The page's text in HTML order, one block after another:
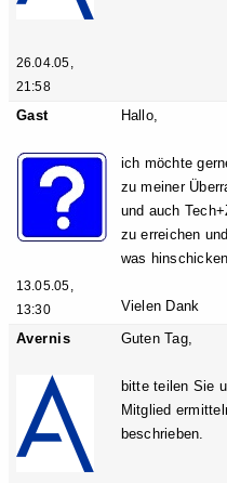
26.04.05,
21:58
Gast
13.05.05,
13:30
Hallo,
ich möchte
zu meiner
und auch
zu erreichen
was
Vielen Dank
Avernis
Guten Tag,
bitte teilen Sie
Mitglied
beschrieben.